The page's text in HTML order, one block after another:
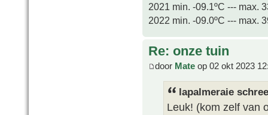
2021 min. -09.1ºC --- max.
2022 min. -09.0ºC --- max.
Re: onze tuin
door Mate op 02 okt 2023
lapalmeraie
Leuk! (kom zelf van